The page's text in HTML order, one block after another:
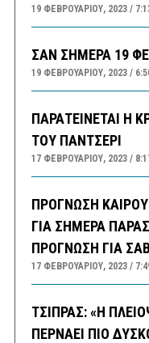
19 ΦΕΒΡΟΥΑΡΊΟΥ, 2023
ΣΑΝ ΣΗΜΕΡΑ 19
19 ΦΕΒΡΟΥΑΡΊΟΥ, 2023
ΠΑΡΑΤΕΙΝΕΤΑΙ Η
ΤΟΥ ΠΑΝΤΣΕΡΙ
17 ΦΕΒΡΟΥΑΡΊΟΥ, 2023
ΠΡΟΓΝΩΣΗ
ΓΙΑ ΣΗΜΕΡΑ
ΠΡΟΓΝΩΣΗ ΓΙΑ
17 ΦΕΒΡΟΥΑΡΊΟΥ, 2023
ΤΣΙΠΡΑΣ: «Η
ΠΕΡΝΑΕΙ ΠΙΟ